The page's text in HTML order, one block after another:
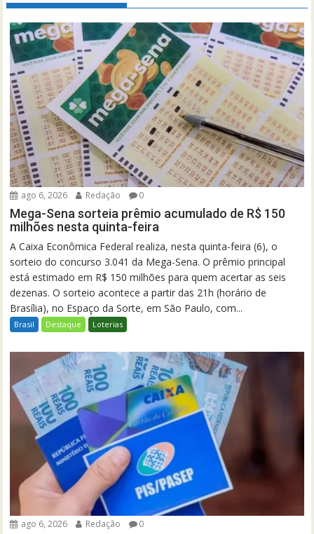
ago 6, 2026 Redação 0
Mega-Sena sorteia prêmio acumulado de R$ 150
milhões nesta quinta-feira
A Caixa Econômica Federal realiza, nesta quinta-feira (6), o
sorteio do concurso 3.041 da Mega-Sena. O prêmio principal
está estimado em R$ 150 milhões para quem acertar as seis
dezenas. O sorteio acontece a partir das 21h (horário de
Brasília), no Espaço da Sorte, em São Paulo, com...
Brasil Destaque Loterias
ago 6, 2026 Redação 0